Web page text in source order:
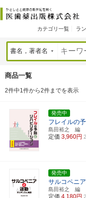
カテゴリ一覧 ラ
商品一覧
2件中1件から2件までを表示
発売中
フレイルの
島田裕之 編
定価 3,960円
発売中
サルコペニ
島田裕之 編
定価 4,180円